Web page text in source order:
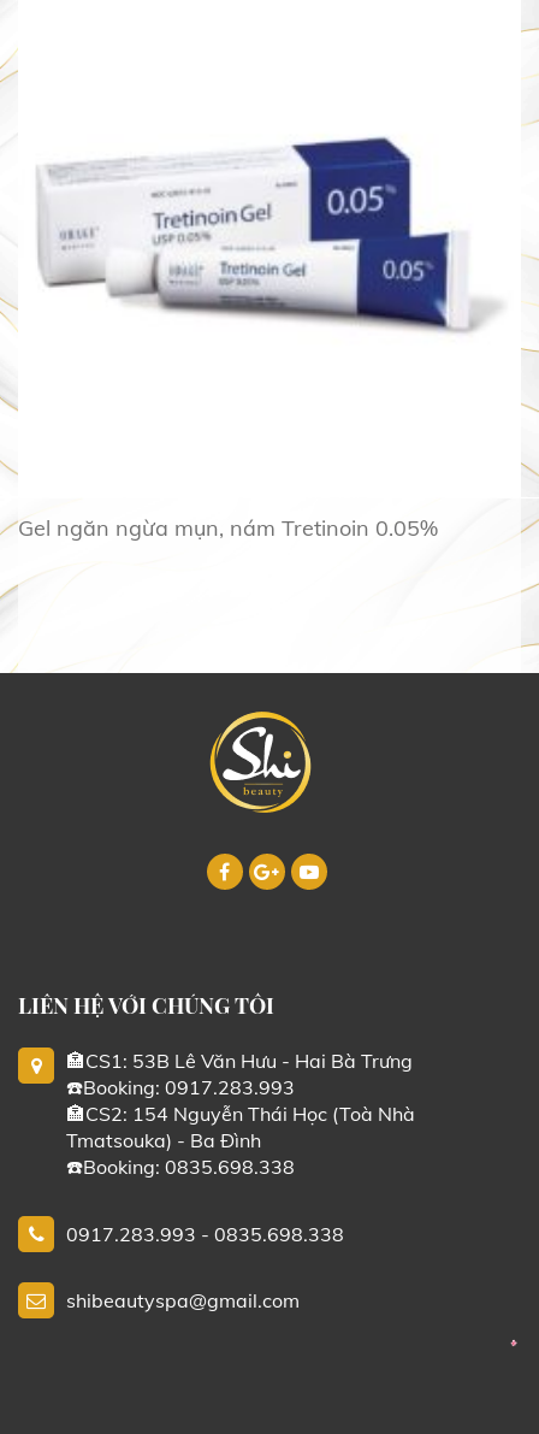
Gel ngăn ngừa mụn, nám Tretinoin 0.05%
LIÊN HỆ VỚI CHÚNG TÔI
🏣CS1: 53B Lê Văn Hưu - Hai Bà Trưng
☎️Booking: 0917.283.993
🏣CS2: 154 Nguyễn Thái Học (Toà Nhà
Tmatsouka) - Ba Đình
☎️Booking: 0835.698.338
0917.283.993 - 0835.698.338
shibeautyspa@gmail.com